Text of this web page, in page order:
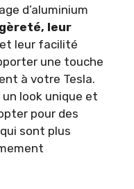
d’aluminium
leur
et leur facilité
une touche
à votre Tesla.
look unique et
pour des
sont plus